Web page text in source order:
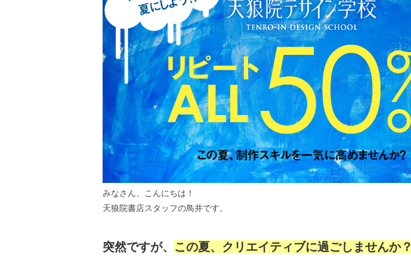
みなさん、こんにちは！
天狼院書店スタッフの鳥井です。
突然ですが、 この夏、クリエイティブに過ごしませんか？